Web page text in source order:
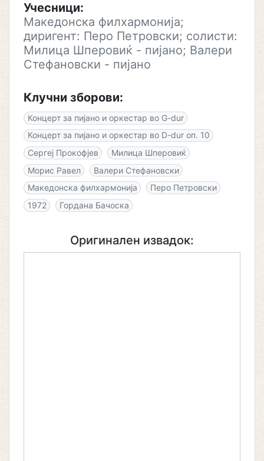
Учесници:
Македонска филхармонија;
диригент: Перо Петровски; солисти:
Милица Шперовиќ - пијано; Валери
Стефановски - пијано
Клучни зборови:
Концерт за пијано и оркестар во G-dur
Концерт за пијано и оркестар во D-dur оп. 10
Сергеј Прокофјев
Милица Шперовиќ
Морис Равел
Валери Стефановски
Македонска филхармонија
Перо Петровски
1972
Гордана Бачоска
Оригинален извадок: